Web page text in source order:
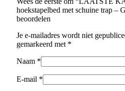
hoekstapelbed met schuine trap –
beoordelen
Je e-mailadres wordt niet
gemarkeerd met *
Naam *
E-mail *